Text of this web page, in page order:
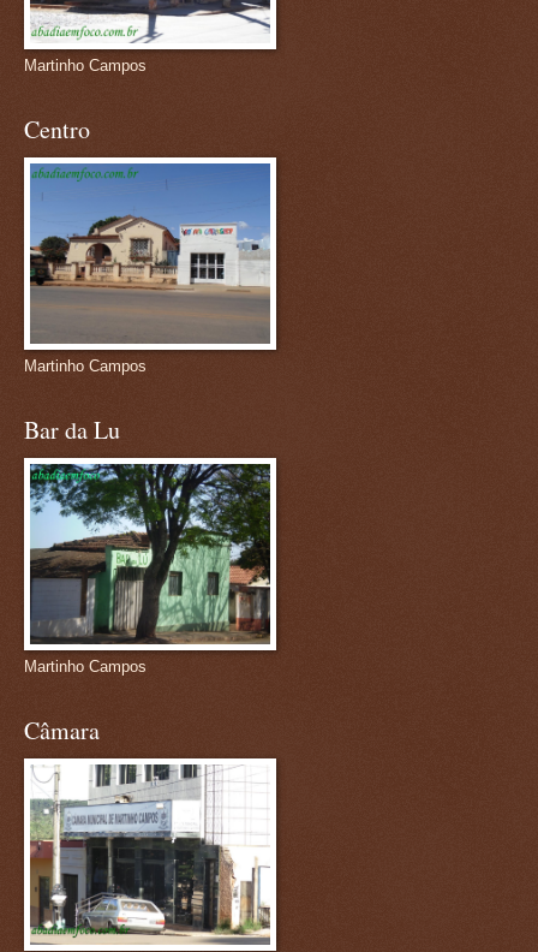
Martinho Campos
Centro
Martinho Campos
Bar da Lu
Martinho Campos
Câmara